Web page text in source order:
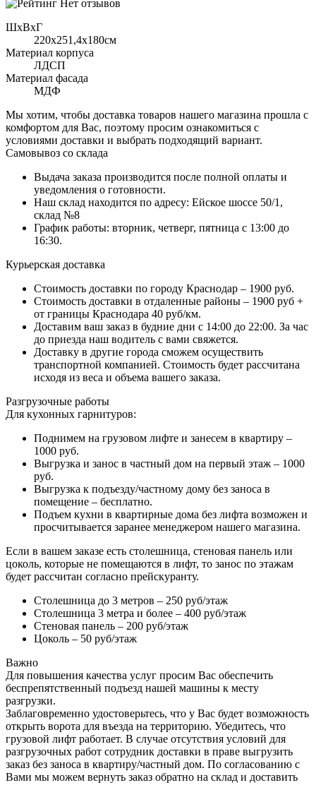
Нет отзывов
ШхВхГ
220x251,4х180см
Материал корпуса
ЛДСП
Материал фасада
МДФ
Мы хотим, чтобы доставка товаров нашего магазина прошла с
комфортом для Вас, поэтому просим ознакомиться с
условиями доставки и выбрать подходящий вариант.
Самовывоз со склада
Выдача заказа производится после полной оплаты и
уведомления о готовности.
Наш склад находится по адресу: Ейское шоссе 50/1,
склад №8
График работы: вторник, четверг, пятница с 13:00 до
16:30.
Курьерская доставка
Стоимость доставки по городу Краснодар – 1900 руб.
Стоимость доставки в отдаленные районы – 1900 руб +
от границы Краснодара 40 руб/км.
Доставим ваш заказ в будние дни с 14:00 до 22:00. За час
до приезда наш водитель с вами свяжется.
Доставку в другие города сможем осуществить
транспортной компанией. Стоимость будет рассчитана
исходя из веса и объема вашего заказа.
Разгрузочные работы
Для кухонных гарнитуров:
Поднимем на грузовом лифте и занесем в квартиру –
1000 руб.
Выгрузка и занос в частный дом на первый этаж – 1000
руб.
Выгрузка к подъезду/частному дому без заноса в
помещение – бесплатно.
Подъем кухни в квартирные дома без лифта возможен и
просчитывается заранее менеджером нашего магазина.
Если в вашем заказе есть столешница, стеновая панель или
цоколь, которые не помещаются в лифт, то занос по этажам
будет рассчитан согласно прейскуранту.
Столешница до 3 метров – 250 руб/этаж
Столешница 3 метра и более – 400 руб/этаж
Стеновая панель – 200 руб/этаж
Цоколь – 50 руб/этаж
Важно
Для повышения качества услуг просим Вас обеспечить
беспрепятственный подъезд нашей машины к месту
разгрузки.
Заблаговременно удостоверьтесь, что у Вас будет возможность
открыть ворота для въезда на территорию. Убедитесь, что
грузовой лифт работает. В случае отсутствия условий для
разгрузочных работ сотрудник доставки в праве выгрузить
заказ без заноса в квартиру/частный дом. По согласованию с
Вами мы можем вернуть заказ обратно на склад и доставить